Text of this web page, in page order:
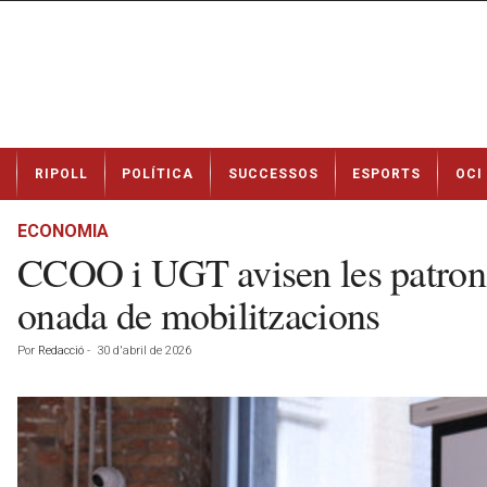
t
RIPOLL POLÍTICA SUCCESSOS ESPORTS OCI
ECONOMIA
CCOO i UGT avisen les
onada de mobilitzacions
Por Redacció - 30 d'abril de 2026